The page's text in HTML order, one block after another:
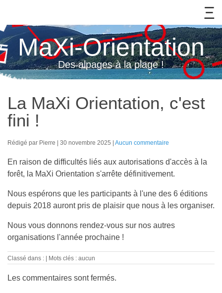
MaXi-Orientation
Des alpages à la plage !
La MaXi Orientation, c'est
fini !
Rédigé par Pierre 30 novembre 2025 Aucun commentaire
En raison de difficultés liés aux autorisations d'accès à la
forêt, la MaXi Orientation s'arrête définitivement.
Nous espérons que les participants à l'une des 6 éditions
depuis 2018 auront pris de plaisir que nous à les organiser.
Nous vous donnons rendez-vous sur nos autres
organisations l'année prochaine !
Classé dans : Mots clés : aucun
Les commentaires sont fermés.